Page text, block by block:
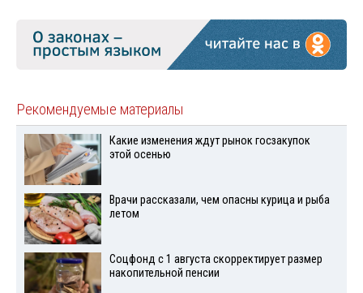
Рекомендуемые материалы
Какие изменения ждут рынок госзакупок
этой осенью
Врачи рассказали, чем опасны курица и рыба
летом
Соцфонд с 1 августа скорректирует размер
накопительной пенсии